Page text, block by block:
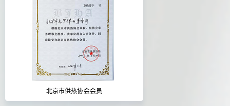
北京市供热协会会员